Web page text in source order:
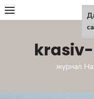
Перейти
к
журнал